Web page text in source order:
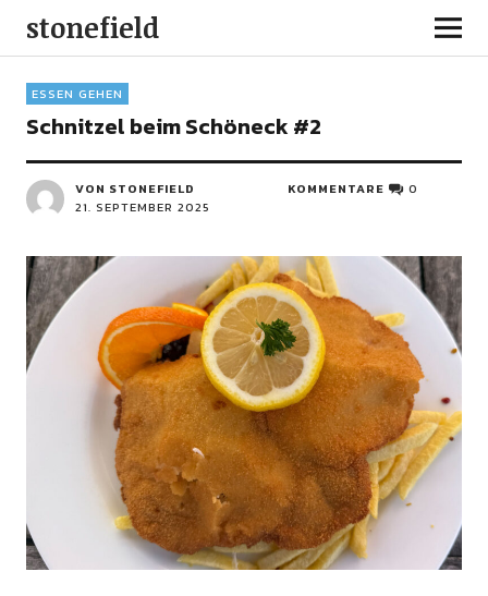
stonefield
ESSEN GEHEN
Schnitzel beim Schöneck #2
VON STONEFIELD
21. SEPTEMBER 2025
KOMMENTARE 0